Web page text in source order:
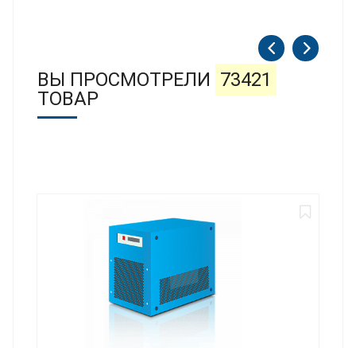
ВЫ ПРОСМОТРЕЛИ 73421
ТОВАР